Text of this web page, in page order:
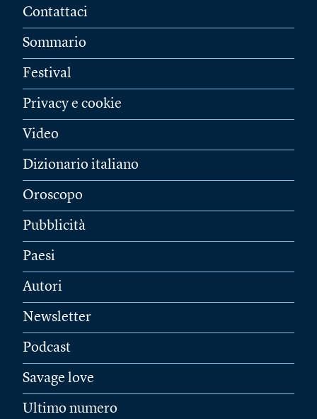
Contattaci
Sommario
Festival
Privacy e cookie
Video
Dizionario italiano
Oroscopo
Pubblicità
Paesi
Autori
Newsletter
Podcast
Savage love
Ultimo numero